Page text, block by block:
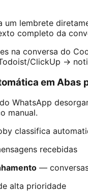
um lembrete
completo da
na conversa do
ClickUp →
em Abas
WhatsApp
manual.
classifica
recebidas
—
alta prioridade